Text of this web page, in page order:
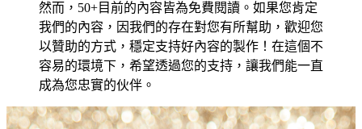
然而，50+目前的內容皆為免費閱讀。如果您肯定
我們的內容，因我們的存在對您有所幫助，歡迎您
以贊助的方式，穩定支持好內容的製作！在這個不
容易的環境下，希望透過您的支持，讓我們能一直
成為您忠實的伙伴。